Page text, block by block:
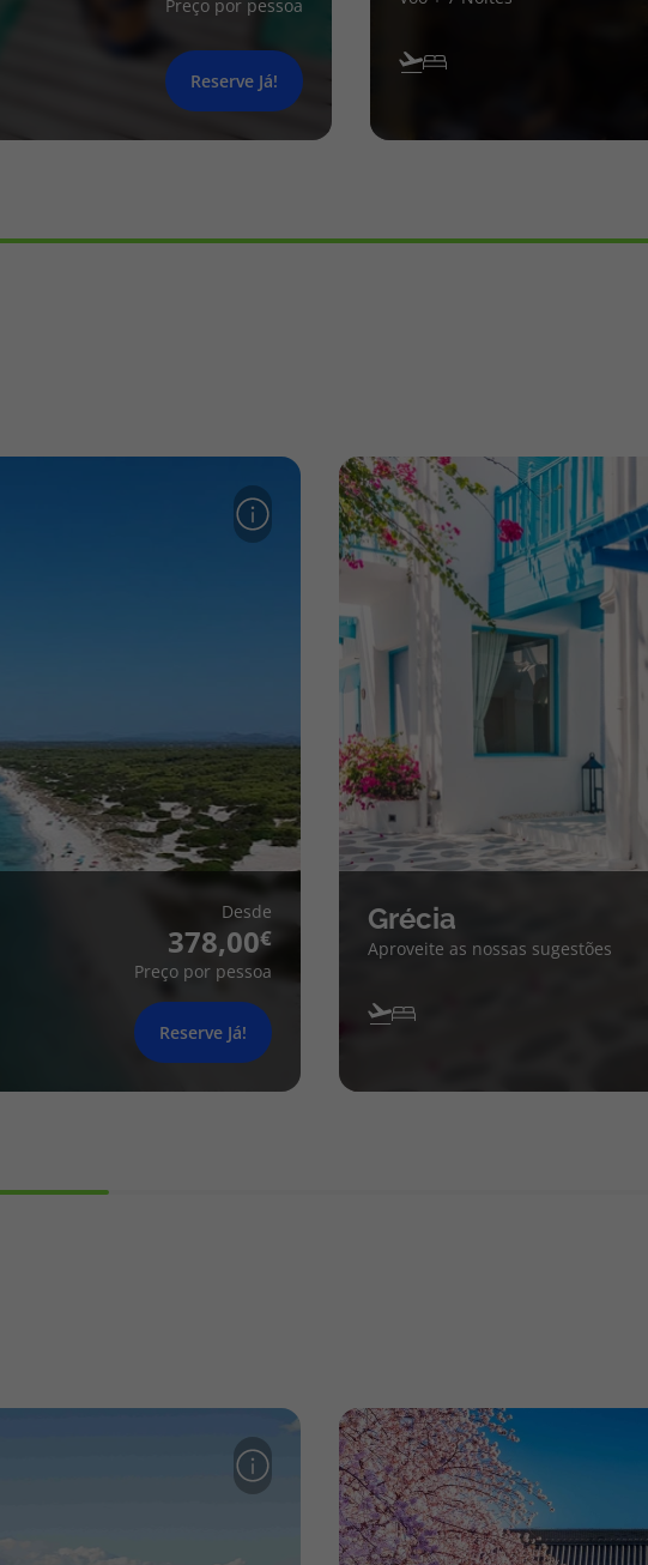
Preço por pessoa
Reserve Já!
Desde
378,00
Preço por pessoa
Reserve Já!
Grécia
Aproveite as nossas sugestões